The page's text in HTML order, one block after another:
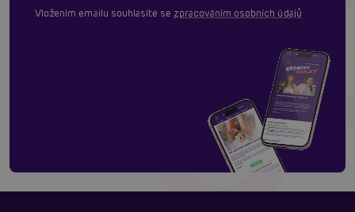
Vložením emailu souhlasíte se zpracováním osobních údajů